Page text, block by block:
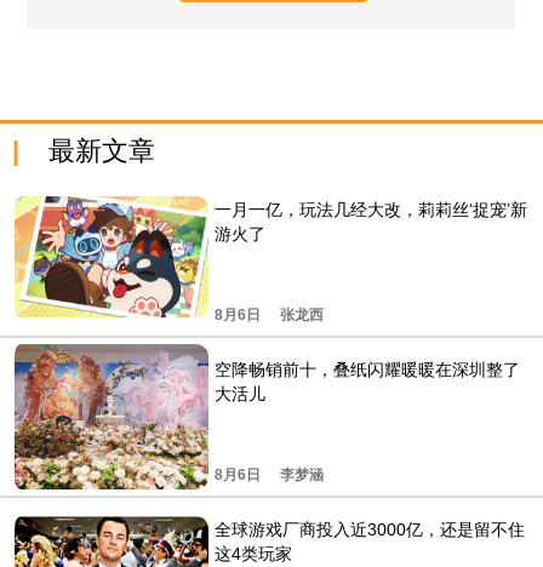
最新文章
一月一亿，玩法几经大改，莉莉丝‘捉宠’新
游火了
8月6日 张龙西
空降畅销前十，叠纸闪耀暖暖在深圳整了
大活儿
8月6日 李梦涵
全球游戏厂商投入近3000亿，还是留不住
这4类玩家